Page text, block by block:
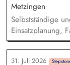
Mittelabruf und -
Koordination,
Nachweisführung
Unterstützung
Metzingen
Selbstständige
Einsatzplanung,
eingesetzten
der technischen
31. Juli 2026